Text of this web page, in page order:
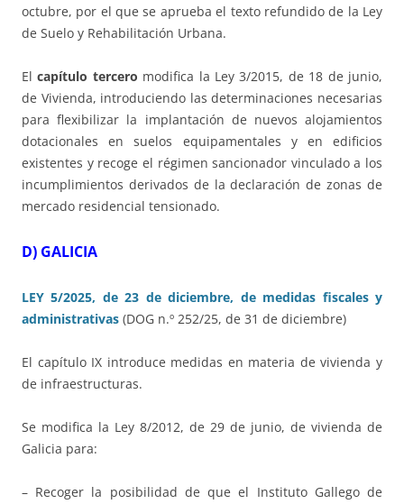
octubre, por el que se aprueba el texto refundido de la Ley
de Suelo y Rehabilitación Urbana.
Elcapítulo tercero modifica la Ley 3/2015, de 18 de junio,
de Vivienda, introduciendo las determinaciones necesarias
para flexibilizar la implantación de nuevos alojamientos
dotacionales en suelos equipamentales y en edificios
existentes y recoge el régimen sancionador vinculado a los
incumplimientos derivados de la declaración de zonas de
mercado residencial tensionado.
D) GALICIA
LEY 5/2025, de 23 de diciembre, de medidas fiscales y
administrativas (DOG n.º 252/25, de 31 de diciembre)
El capítulo IX introduce medidas en materia de vivienda y
de infraestructuras.
Se modifica la Ley 8/2012, de 29 de junio, de vivienda de
Galicia para:
– Recoger la posibilidad de que el Instituto Gallego de